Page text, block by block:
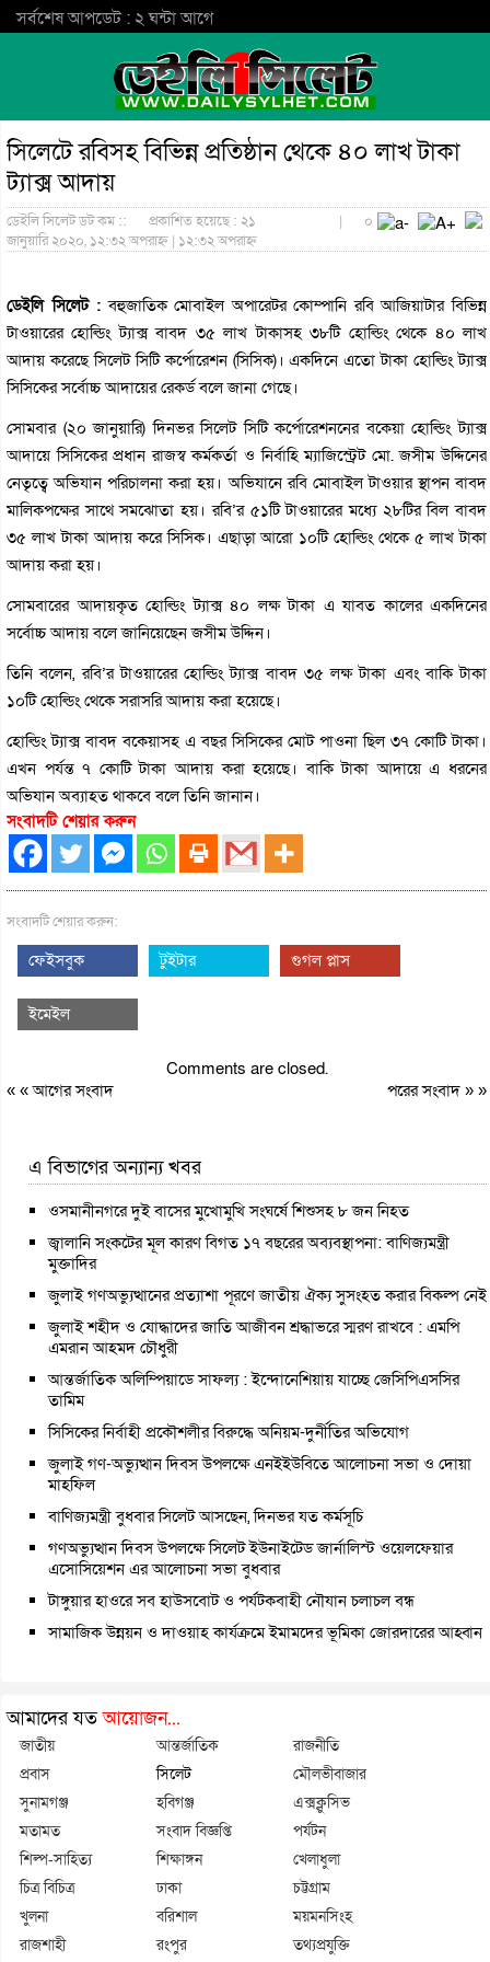
সর্বশেষ আপডেট : ২ ঘন্টা আগে
সিলেটে রবিসহ বিভিন্ন প্রতিষ্ঠান থেকে ৪০ লাখ টাকা
ট্যাক্স আদায়
ডেইলি সিলেট ডট কম ::
প্রকাশিত হয়েছে : ২১
জানুয়ারি ২০২০, ১২:৩২ অপরাহ্ন | ১২:৩২ অপরাহ্ন
| ০
ডেইলি সিলেট : বহুজাতিক মোবাইল অপারেটর কোম্পানি রবি আজিয়াটার বিভিন্ন
টাওয়ারের হোল্ডিং ট্যাক্স বাবদ ৩৫ লাখ টাকাসহ ৩৮টি হোল্ডিং থেকে ৪০ লাখ
আদায় করেছে সিলেট সিটি কর্পোরেশন (সিসিক)। একদিনে এতো টাকা হোল্ডিং ট্যাক্স
সিসিকের সর্বোচ্চ আদায়ের রেকর্ড বলে জানা গেছে।
সোমবার (২০ জানুয়ারি) দিনভর সিলেট সিটি কর্পোরেশননের বকেয়া হোল্ডিং ট্যাক্স
আদায়ে সিসিকের প্রধান রাজস্ব কর্মকর্তা ও নির্বাহি ম্যাজিস্ট্রেট মো. জসীম উদ্দিনের
নেতৃত্বে অভিযান পরিচালনা করা হয়। অভিযানে রবি মোবাইল টাওয়ার স্থাপন বাবদ
মালিকপক্ষের সাথে সমঝোতা হয়। রবি’র ৫১টি টাওয়ারের মধ্যে ২৮টির বিল বাবদ
৩৫ লাখ টাকা আদায় করে সিসিক। এছাড়া আরো ১০টি হোল্ডিং থেকে ৫ লাখ টাকা
আদায় করা হয়।
সোমবারের আদায়কৃত হোল্ডিং ট্যাক্স ৪০ লক্ষ টাকা এ যাবত কালের একদিনের
সর্বোচ্চ আদায় বলে জানিয়েছেন জসীম উদ্দিন।
তিনি বলেন, রবি’র টাওয়ারের হোল্ডিং ট্যাক্স বাবদ ৩৫ লক্ষ টাকা এবং বাকি টাকা
১০টি হোল্ডিং থেকে সরাসরি আদায় করা হয়েছে।
হোল্ডিং ট্যাক্স বাবদ বকেয়াসহ এ বছর সিসিকের মোট পাওনা ছিল ৩৭ কোটি টাকা।
এখন পর্যন্ত ৭ কোটি টাকা আদায় করা হয়েছে। বাকি টাকা আদায়ে এ ধরনের
অভিযান অব্যাহত থাকবে বলে তিনি জানান।
সংবাদটি শেয়ার করুন
সংবাদটি শেয়ার করুন:
ফেইসবুক টুইটার গুগল প্লাস
ইমেইল
Comments are closed.
« «আগের সংবাদ পরের সংবাদ» »
এ বিভাগের অন্যান্য খবর
ওসমানীনগরে দুই বাসের মুখোমুখি সংঘর্ষে শিশুসহ ৮ জন নিহত
জ্বালানি সংকটের মূল কারণ বিগত ১৭ বছরের অব্যবস্থাপনা: বাণিজ্যমন্ত্রী
মুক্তাদির
জুলাই গণঅভ্যুত্থানের প্রত্যাশা পূরণে জাতীয় ঐক্য সুসংহত করার বিকল্প নেই
জুলাই শহীদ ও যোদ্ধাদের জাতি আজীবন শ্রদ্ধাভরে স্মরণ রাখবে : এমপি
এমরান আহমদ চৌধুরী
আন্তর্জাতিক অলিম্পিয়াডে সাফল্য : ইন্দোনেশিয়ায় যাচ্ছে জেসিপিএসসির
তামিম
সিসিকের নির্বাহী প্রকৌশলীর বিরুদ্ধে অনিয়ম-দুর্নীতির অভিযোগ
জুলাই গণ-অভ্যুত্থান দিবস উপলক্ষে এনইইউবিতে আলোচনা সভা ও দোয়া
মাহফিল
বাণিজ্যমন্ত্রী বুধবার সিলেট আসছেন, দিনভর যত কর্মসূচি
গণঅভ্যুত্থান দিবস উপলক্ষে সিলেট ইউনাইটেড জার্নালিস্ট ওয়েলফেয়ার
এসোসিয়েশন এর আলোচনা সভা বুধবার
টাঙ্গুয়ার হাওরে সব হাউসবোট ও পর্যটকবাহী নৌযান চলাচল বন্ধ
সামাজিক উন্নয়ন ও দাওয়াহ কার্যক্রমে ইমামদের ভূমিকা জোরদারের আহ্বান
আমাদের যতআয়োজন...
জাতীয় আন্তর্জাতিক
রাজনীতি
প্রবাস
সিলেট
মৌলভীবাজার
সুনামগঞ্জ
হবিগঞ্জ
এক্সক্লুসিভ
মতামত
সংবাদ বিজ্ঞপ্তি
পর্যটন
শিল্প-সাহিত্য
শিক্ষাঙ্গন
খেলাধুলা
চিত্র বিচিত্র
ঢাকা
চট্টগ্রাম
খুলনা
বরিশাল
ময়মনসিংহ
রাজশাহী
রংপুর তথ্যপ্রযুক্তি